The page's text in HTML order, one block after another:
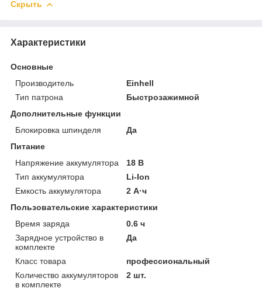
Скрыть
Характеристики
Основные
Производитель
Einhell
Тип патрона
Быстрозажимной
Дополнительные функции
Блокировка шпинделя
Да
Питание
Напряжение аккумулятора
18 В
Тип аккумулятора
Li-Ion
Емкость аккумулятора
2 А·ч
Пользовательские характеристики
Время заряда
0.6 ч
Зарядное устройство в
комплекте
Да
Класс товара
профессиональный
Количество аккумуляторов
в комплекте
2 шт.